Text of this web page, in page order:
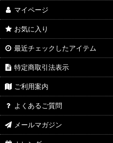
マイページ
お気に入り
最近チェックしたアイテム
特定商取引法表示
ご利用案内
よくあるご質問
メールマガジン